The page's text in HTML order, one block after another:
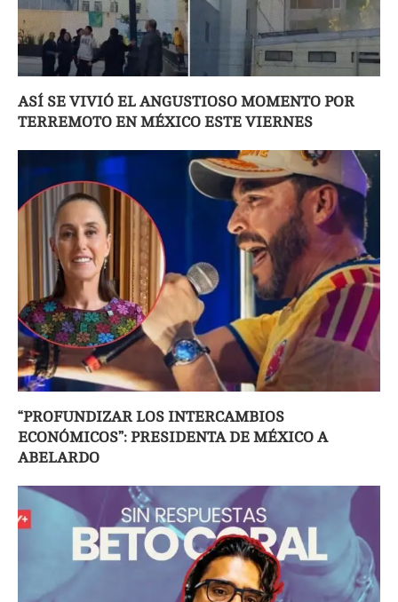
ASÍ SE VIVIÓ EL ANGUSTIOSO MOMENTO POR
TERREMOTO EN MÉXICO ESTE VIERNES
“PROFUNDIZAR LOS INTERCAMBIOS
ECONÓMICOS”: PRESIDENTA DE MÉXICO A
ABELARDO